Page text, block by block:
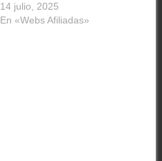
14 julio, 2025
En «Webs Afiliadas»